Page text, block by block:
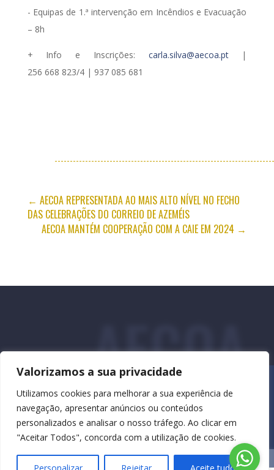
Valorizamos a sua privacidade
Utilizamos cookies para melhorar a sua experiência de
navegação, apresentar anúncios ou conteúdos
personalizados e analisar o nosso tráfego. Ao clicar em
"Aceitar Todos", concorda com a utilização de cookies.
- Equipas de 1.ª intervenção em Incêndios e Evacuação
– 8h
+ Info e Inscrições: carla.silva@aecoa.pt|
256 668 823/4 | 937 085 681
← AECOA REPRESENTADA AO MAIS ALTO NÍVEL NO FECHO
DAS CELEBRAÇÕES DO CORREIO DE AZEMÉIS
AECOA MANTÉM COOPERAÇÃO COM A CAIE EM 2024 →
AECOA